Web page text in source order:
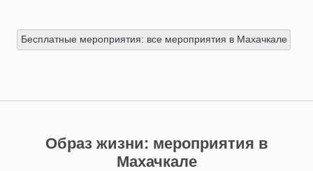
Бесплатные мероприятия: все мероприятия в Махачкале
Образ жизни: мероприятия в
Махачкале